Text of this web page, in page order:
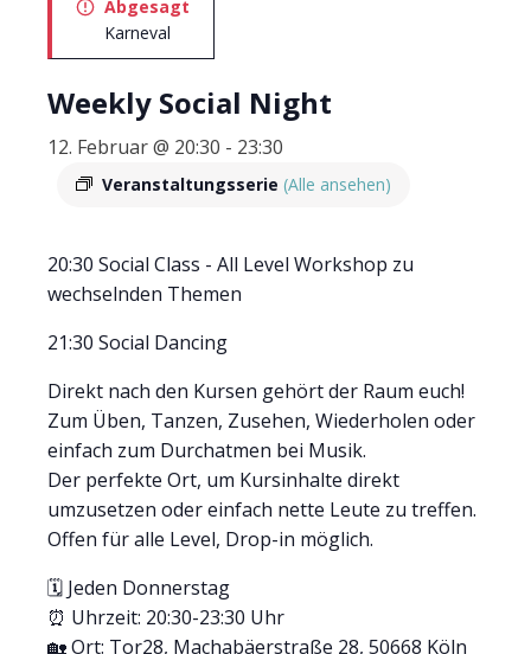
Abgesagt
Karneval
Weekly Social Night
12. Februar @ 20:30 - 23:30
Veranstaltungsserie (Alle ansehen)
20:30 Social Class - All Level Workshop zu
wechselnden Themen
21:30 Social Dancing
Direkt nach den Kursen gehört der Raum euch!
Zum Üben, Tanzen, Zusehen, Wiederholen oder
einfach zum Durchatmen bei Musik.
Der perfekte Ort, um Kursinhalte direkt
umzusetzen oder einfach nette Leute zu treffen.
Offen für alle Level, Drop-in möglich.
🗓 Jeden Donnerstag
⏰ Uhrzeit: 20:30-23:30 Uhr
🏡 Ort: Tor28, Machabäerstraße 28, 50668 Köln